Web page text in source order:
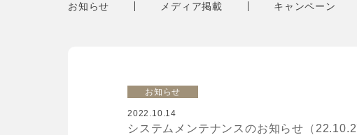
お知らせ メディア掲載 キャンペーン
お知らせ
2022.10.14
システムメンテナンスのお知らせ（